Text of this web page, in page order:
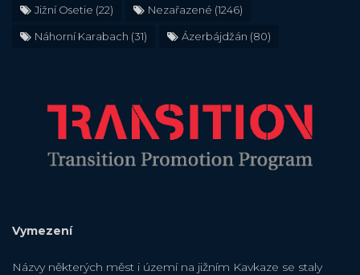
Jižní Osetie (22) Nezařazené (1246)
Náhorní Karabach (31) Ázerbájdžán (80)
Vymezení
Názvy některých měst i území na jižním Kavkaze se staly